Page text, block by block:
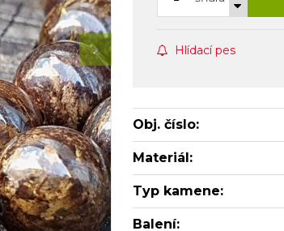
Hlídací pes
Obj. číslo:
Materiál:
Typ kamene:
Balení: